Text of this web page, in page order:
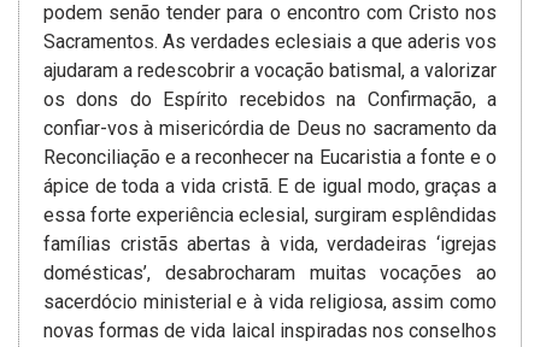
podem senão tender para o encontro com Cristo nos
Sacramentos. As verdades eclesiais a que aderis vos
ajudaram a redescobrir a vocação batismal, a valorizar
os dons do Espírito recebidos na Confirmação, a
confiar-vos à misericórdia de Deus no sacramento da
Reconciliação e a reconhecer na Eucaristia a fonte e o
ápice de toda a vida cristã. E de igual modo, graças a
essa forte experiência eclesial, surgiram esplêndidas
famílias cristãs abertas à vida, verdadeiras ‘igrejas
domésticas’, desabrocharam muitas vocações ao
sacerdócio ministerial e à vida religiosa, assim como
novas formas de vida laical inspiradas nos conselhos